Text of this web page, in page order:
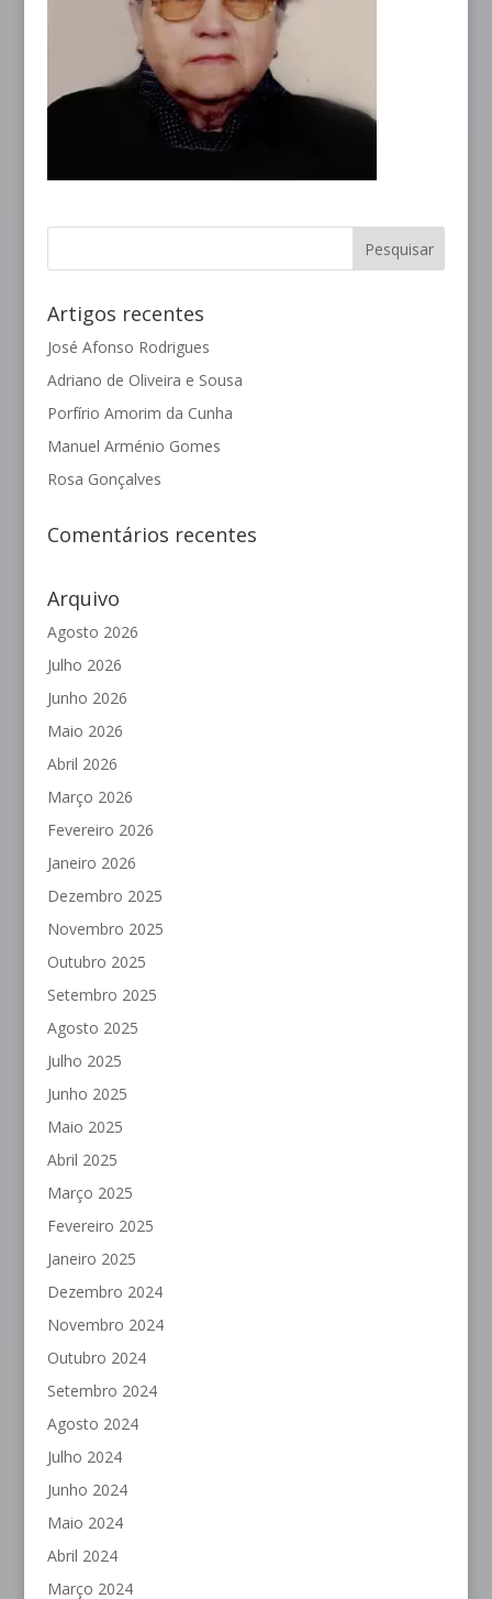
Artigos recentes
José Afonso Rodrigues
Adriano de Oliveira e Sousa
Porfírio Amorim da Cunha
Manuel Arménio Gomes
Rosa Gonçalves
Comentários recentes
Arquivo
Agosto 2026
Julho 2026
Junho 2026
Maio 2026
Abril 2026
Março 2026
Fevereiro 2026
Janeiro 2026
Dezembro 2025
Novembro 2025
Outubro 2025
Setembro 2025
Agosto 2025
Julho 2025
Junho 2025
Maio 2025
Abril 2025
Março 2025
Fevereiro 2025
Janeiro 2025
Dezembro 2024
Novembro 2024
Outubro 2024
Setembro 2024
Agosto 2024
Julho 2024
Junho 2024
Maio 2024
Abril 2024
Março 2024